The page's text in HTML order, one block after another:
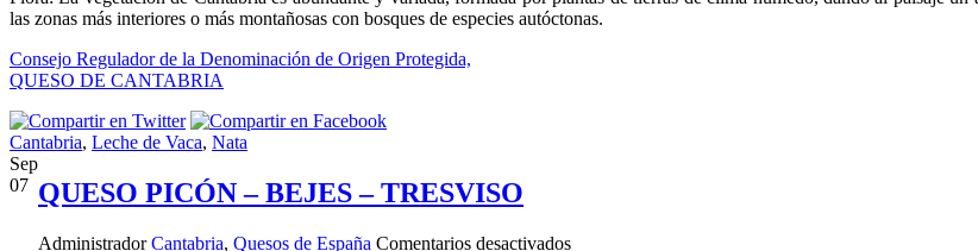
las zonas más interiores o más montañosas con bosques de especies autóctonas.
Consejo Regulador de la Denominación de Origen Protegida,
QUESO DE CANTABRIA
Cantabria, Leche de Vaca, Nata
Sep
07 QUESO PICÓN – BEJES – TRESVISO
Administrador Cantabria, Quesos de España Comentarios desactivadosen